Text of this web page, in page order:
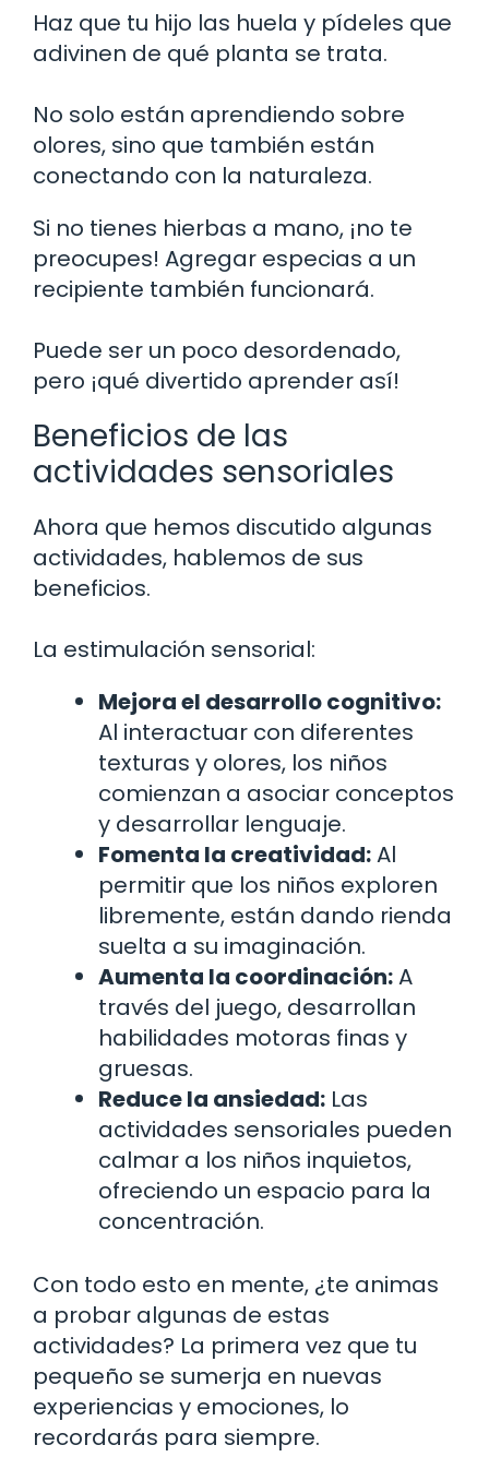
Haz que tu hijo las huela y pídeles que
adivinen de qué planta se trata.
No solo están aprendiendo sobre
olores, sino que también están
conectando con la naturaleza.
Si no tienes hierbas a mano, ¡no te
preocupes! Agregar especias a un
recipiente también funcionará.
Puede ser un poco desordenado,
pero ¡qué divertido aprender así!
Beneficios de las
actividades sensoriales
Ahora que hemos discutido algunas
actividades, hablemos de sus
beneficios.
La estimulación sensorial:
Mejora el desarrollo cognitivo:
Al interactuar con diferentes
texturas y olores, los niños
comienzan a asociar conceptos
y desarrollar lenguaje.
Fomenta la creatividad:Al
permitir que los niños exploren
libremente, están dando rienda
suelta a su imaginación.
Aumenta la coordinación:A
través del juego, desarrollan
habilidades motoras finas y
gruesas.
Reduce la ansiedad: Las
actividades sensoriales pueden
calmar a los niños inquietos,
ofreciendo un espacio para la
concentración.
Con todo esto en mente, ¿te animas
a probar algunas de estas
actividades? La primera vez que tu
pequeño se sumerja en nuevas
experiencias y emociones, lo
recordarás para siempre.